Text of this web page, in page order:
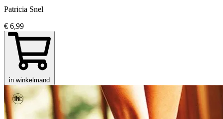
Patricia Snel
€ 6,99
in winkelmand